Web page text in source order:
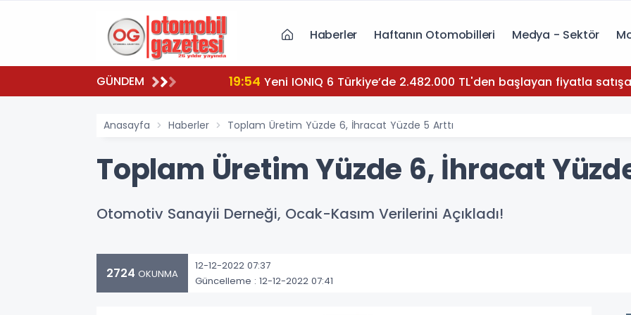
Haberler Haftanın Otomobilleri Medya - Sektör
GÜNDEM 19:54 Yeni IONIQ 6 Türkiye’de 2.482.000 TL'den başlayan fiyatla
Anasayfa Haberler Toplam Üretim Yüzde 6, İhracat Yüzde 5 Arttı
Toplam Üretim Yüzde 6, İhracat
Otomotiv Sanayii Derneği, Ocak-Kasım Verilerini Açıkladı!
2724 OKUNMA
12-12-2022 07:37
Güncelleme : 12-12-2022 07:41